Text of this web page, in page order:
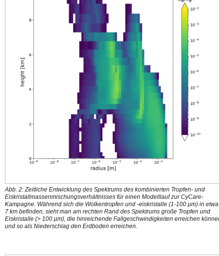
Abb. 2: Zeitliche Entwicklung des Spektrums des kombinierten Tropfen- und
Eiskristallmassenmischungsverhältnisses für einen Modelllauf zur CyCare-
Kampagne. Während sich die Wolkentropfen und -eiskristalle (1-100 µm) in
7 km befinden, sieht man am rechten Rand des Spektrums große Tropfen und
Eiskristalle (> 100 µm), die hinreichende Fallgeschwindigkeiten erreichen
und so als Niederschlag den Erdboden erreichen.